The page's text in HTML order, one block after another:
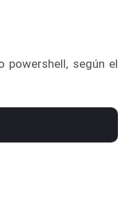
powershell, según el